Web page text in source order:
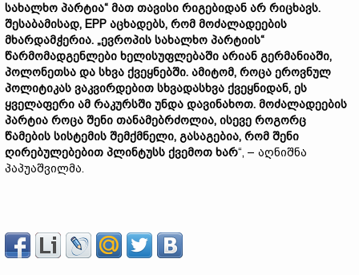
სახალხო პარტია“ მათ თავისი რიგებიდან არ რიცხავს.
შესაბამისად, EPP აცხადებს, რომ მოძალადეების
მხარდამჭერია. „ევროპის სახალხო პარტიის“
წარმომადგენლები ხელისუფლებაში არიან გერმანიაში,
პოლონეთსა და სხვა ქვეყნებში. ამიტომ, როცა ეროვნულ
პოლიტიკას ვაკვირდებით სხვადასხვა ქვეყნიდან, ეს
ყველაფერი ამ რაკურსში უნდა დავინახოთ. მოძალადეების
პარტია როცა შენი თანამებრძოლია, ისევე როგორც
წამების სისტემის შემქმნელი, გასაგებია, რომ შენი
ღირებულებებით პლინტუსს ქვემოთ ხარ“, – აღნიშნა
პაპუაშვილმა.